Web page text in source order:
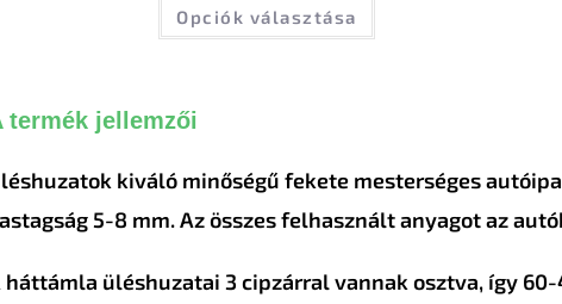
Opciók választása
termék jellemzői
kiváló minőségű fekete mesterséges
5-8 mm. Az összes felhasznált anyagot az
háttámla üléshuzatai 3 cipzárral vannak osztva, így